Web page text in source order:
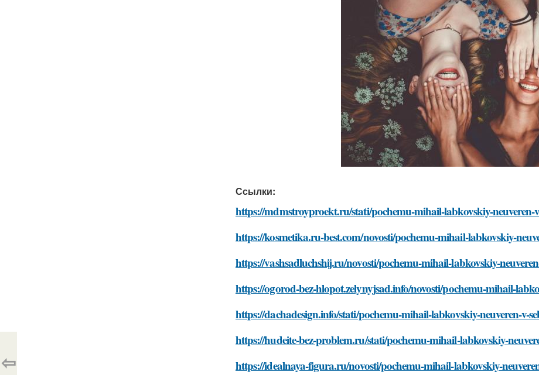
Ссылки:
https://mdmstroyproekt.ru/stati/pochemu-mihail-labkovskiy-neuveren-
https://kosmetika.ru-best.com/novosti/pochemu-mihail-labkovskiy-
https://vashsadluchshij.ru/novosti/pochemu-mihail-labkovskiy-
https://ogorod-bez-hlopot.zelynyjsad.info/novosti/pochemu-mihail-
https://dachadesign.info/stati/pochemu-mihail-labkovskiy-neuveren-v-
https://hudeite-bez-problem.ru/stati/pochemu-mihail-labkovskiy-
https://idealnaya-figura.ru/novosti/pochemu-mihail-labkovskiy-
⇦